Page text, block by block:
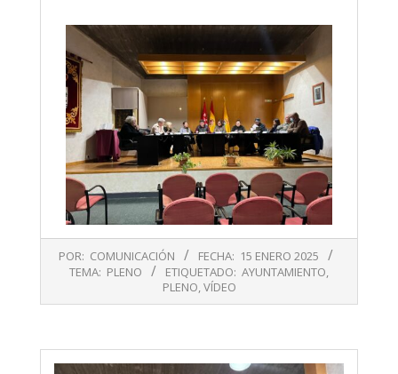
01-
POR: COMUNICACIÓN FECHA: 15 ENERO 2025
TEMA: PLENO ETIQUETADO: AYUNTAMIENTO,
PLENO,VÍDEO